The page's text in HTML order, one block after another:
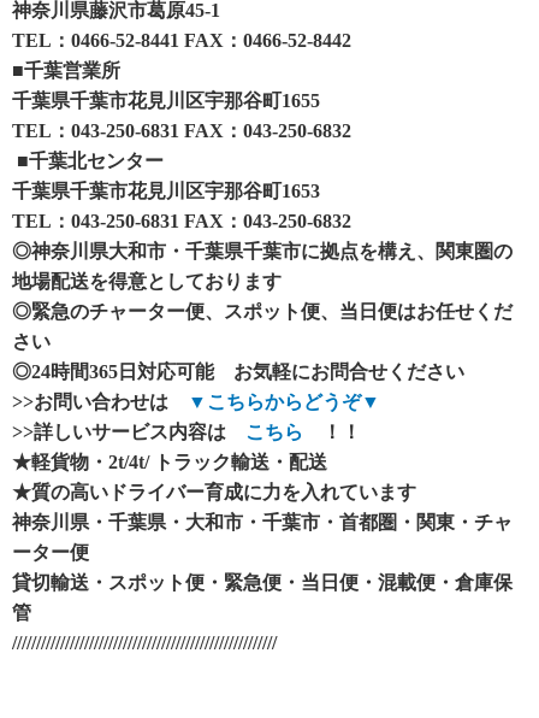
神奈川県藤沢市葛原45-1
TEL：0466-52-8441 FAX：0466-52-8442
■千葉営業所
千葉県千葉市花見川区宇那谷町1655
TEL：043-250-6831 FAX：043-250-6832
■千葉北センター
千葉県千葉市花見川区宇那谷町1653
TEL：043-250-6831 FAX：043-250-6832
◎神奈川県大和市・千葉県千葉市に拠点を構え、関東圏の
地場配送を得意としております
◎緊急のチャーター便、スポット便、当日便はお任せくだ
さい
◎24時間365日対応可能 お気軽にお問合せください
>>お問い合わせは
▼こちらからどうぞ▼
>>詳しいサービス内容は こちら
！！
★軽貨物・2t/4t/ トラック輸送・配送
★質の高いドライバー育成に力を入れています
神奈川県・千葉県・大和市・千葉市・首都圏・関東・チャ
ーター便
貸切輸送・スポット便・緊急便・当日便・混載便・倉庫保
管
///////////////////////////////////////////////////////